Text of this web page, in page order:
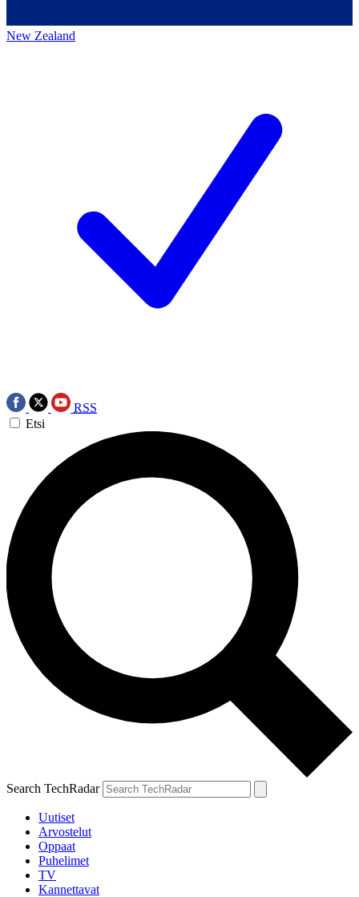
New Zealand
RSS
Etsi
Search TechRadar
Uutiset
Arvostelut
Oppaat
Puhelimet
TV
Kannettavat